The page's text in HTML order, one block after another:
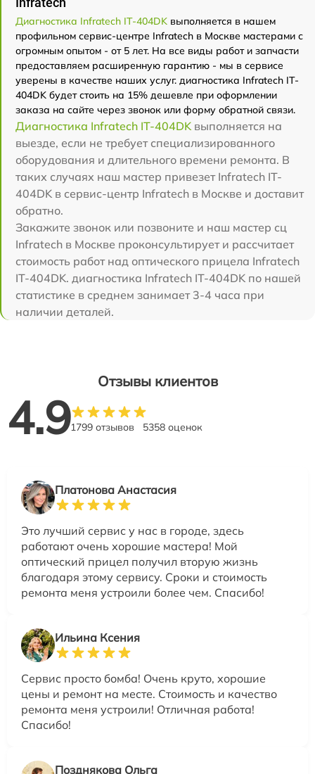
Диагностика Infratech IT-404DK выполняется в нашем
профильном сервис-центре Infratech в Москве мастерами с
огромным опытом - от 5 лет. На все виды работ и запчасти
предоставляем расширенную гарантию - мы в сервисе
уверены в качестве наших услуг. диагностика Infratech IT-
404DK будет стоить на 15% дешевле при оформлении
заказа на сайте через звонок или форму обратной связи.
Диагностика Infratech IT-404DK выполняется на
выезде, если не требует специализированного
оборудования и длительного времени ремонта. В
таких случаях наш мастер привезет Infratech IT-
404DK в сервис-центр Infratech в Москве и доставит
обратно.
Закажите звонок или позвоните и наш мастер сц
Infratech в Москве проконсультирует и рассчитает
стоимость работ над оптического прицела Infratech
IT-404DK. диагностика Infratech IT-404DK по нашей
статистике в среднем занимает 3-4 часа при
наличии деталей.
Отзывы клиентов
4.91799 отзывов 5358 оценок
Платонова Анастасия
Это лучший сервис у нас в городе, здесь
работают очень хорошие мастера! Мой
оптический прицел получил вторую жизнь
благодаря этому сервису. Сроки и стоимость
ремонта меня устроили более чем. Спасибо!
Ильина Ксения
Сервис просто бомба! Очень круто, хорошие
цены и ремонт на месте. Стоимость и качество
ремонта меня устроили! Отличная работа!
Спасибо!
Позднякова Ольга